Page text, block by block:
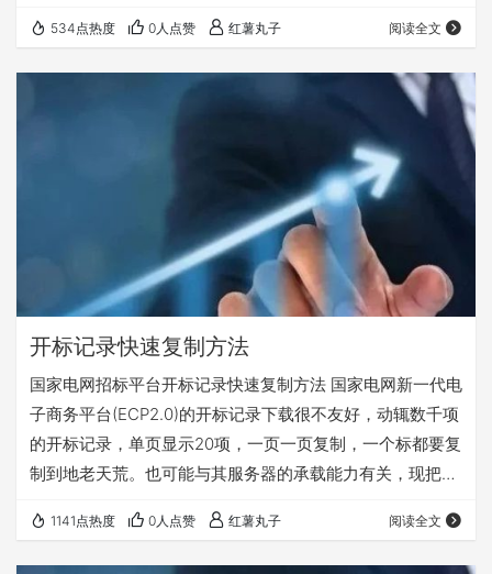
534点热度 0人点赞 红薯丸子 阅读全文
开标记录快速复制方法
国家电网招标平台开标记录快速复制方法 国家电网新一代电
子商务平台(ECP2.0)的开标记录下载很不友好，动辄数千项
的开标记录，单页显示20项，一页一页复制，一个标都要复
制到地老天荒。也可能与其服务器的承载能力有关，现把网
忘，有兴趣的可关注收藏，随时查阅使用。 一、登录国家电
网新一代电子商务平台(ECP2.0)打开开标记录（按包查看）
1141点热度 0人点赞 红薯丸子 阅读全文